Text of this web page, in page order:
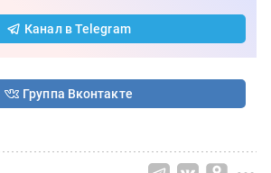
Канал в Telegram
Группа Вконтакте